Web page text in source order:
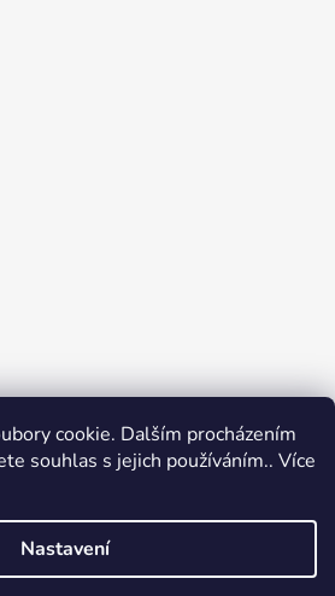
cookie. Dalším procházením
souhlas s jejich používáním.. Více
Nastavení